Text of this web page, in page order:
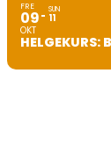
FRE
09
OKT
SUN
11
HELGEKURS: